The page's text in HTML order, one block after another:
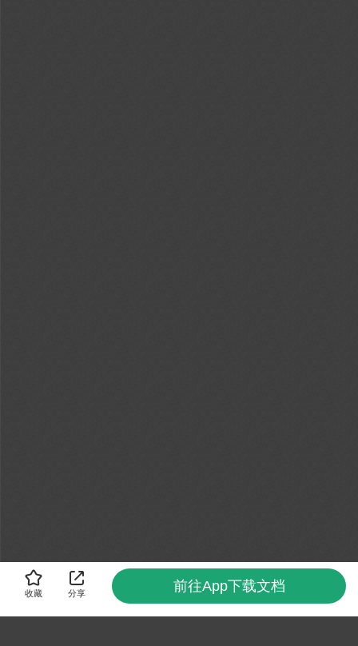
收藏 分享 前往App下载文档